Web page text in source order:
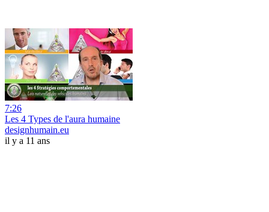
7:26
Les 4 Types de l'aura humaine
designhumain.eu
il y a 11 ans